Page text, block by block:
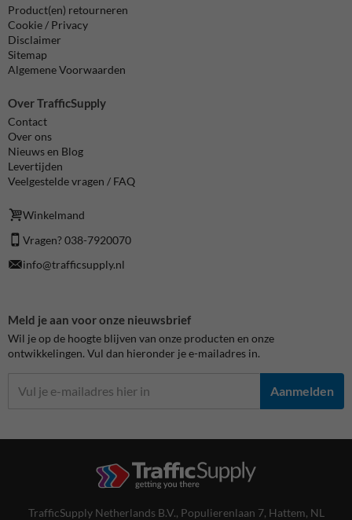
Product(en) retourneren
Cookie / Privacy
Disclaimer
Sitemap
Algemene Voorwaarden
Over TrafficSupply
Contact
Over ons
Nieuws en Blog
Levertijden
Veelgestelde vragen / FAQ
Winkelmand
Vragen? 038-7920070
info@trafficsupply.nl
Meld je aan voor onze nieuwsbrief
Wil je op de hoogte blijven van onze producten en onze
ontwikkelingen. Vul dan hieronder je e-mailadres in.
Aanmelden
TrafficSupply Netherlands B.V., Populierenlaan 7, Hattem, NL